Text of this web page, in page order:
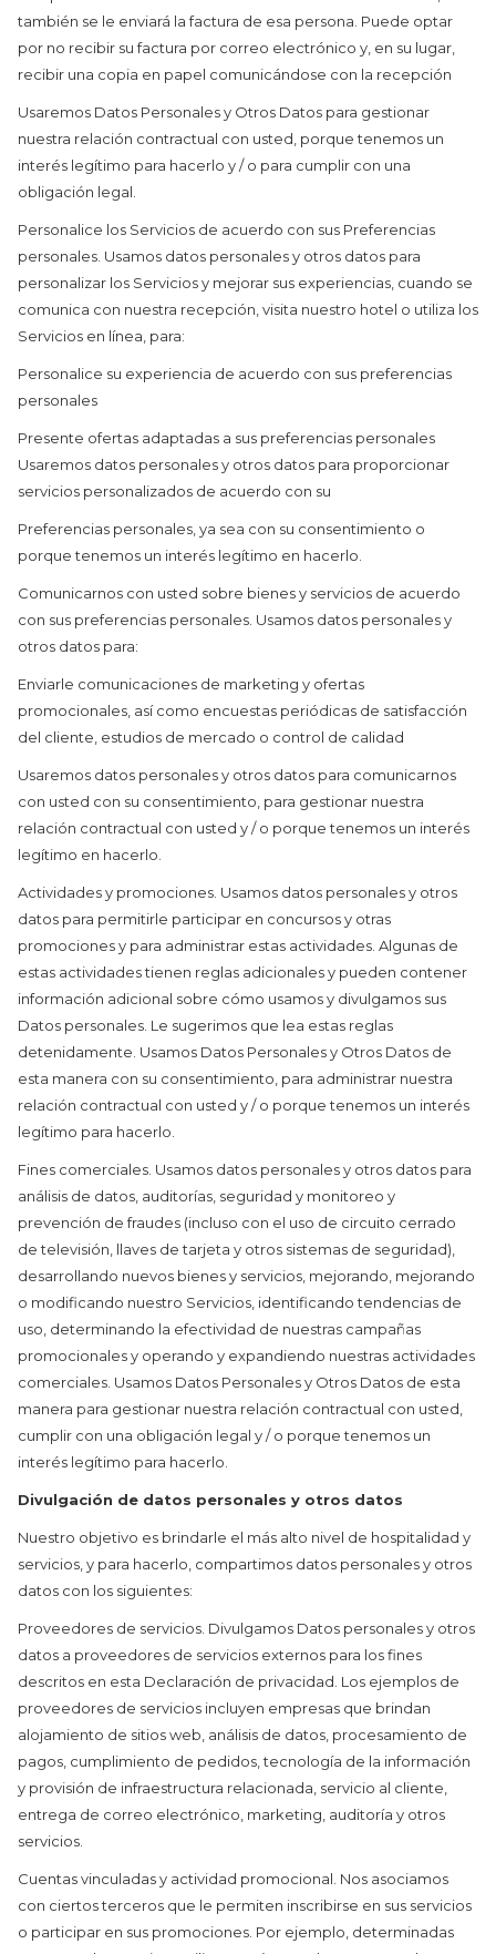
también se le enviará la factura de esa persona. Puede optar
por no recibir su factura por correo electrónico y, en su lugar,
recibir una copia en papel comunicándose con la recepción
Usaremos Datos Personales y Otros Datos para gestionar
nuestra relación contractual con usted, porque tenemos un
interés legítimo para hacerlo y / o para cumplir con una
obligación legal.
Personalice los Servicios de acuerdo con sus Preferencias
personales. Usamos datos personales y otros datos para
personalizar los Servicios y mejorar sus experiencias, cuando se
comunica con nuestra recepción, visita nuestro hotel o utiliza los
Servicios en línea, para:
Personalice su experiencia de acuerdo con sus preferencias
personales
Presente ofertas adaptadas a sus preferencias personales
Usaremos datos personales y otros datos para proporcionar
servicios personalizados de acuerdo con su
Preferencias personales, ya sea con su consentimiento o
porque tenemos un interés legítimo en hacerlo.
Comunicarnos con usted sobre bienes y servicios de acuerdo
con sus preferencias personales. Usamos datos personales y
otros datos para:
Enviarle comunicaciones de marketing y ofertas
promocionales, así como encuestas periódicas de satisfacción
del cliente, estudios de mercado o control de calidad
Usaremos datos personales y otros datos para comunicarnos
con usted con su consentimiento, para gestionar nuestra
relación contractual con usted y / o porque tenemos un interés
legítimo en hacerlo.
Actividades y promociones. Usamos datos personales y otros
datos para permitirle participar en concursos y otras
promociones y para administrar estas actividades. Algunas de
estas actividades tienen reglas adicionales y pueden contener
información adicional sobre cómo usamos y divulgamos sus
Datos personales. Le sugerimos que lea estas reglas
detenidamente. Usamos Datos Personales y Otros Datos de
esta manera con su consentimiento, para administrar nuestra
relación contractual con usted y / o porque tenemos un interés
legítimo para hacerlo.
Fines comerciales. Usamos datos personales y otros datos para
análisis de datos, auditorías, seguridad y monitoreo y
prevención de fraudes (incluso con el uso de circuito cerrado
de televisión, llaves de tarjeta y otros sistemas de seguridad),
desarrollando nuevos bienes y servicios, mejorando, mejorando
o modificando nuestro Servicios, identificando tendencias de
uso, determinando la efectividad de nuestras campañas
promocionales y operando y expandiendo nuestras actividades
comerciales. Usamos Datos Personales y Otros Datos de esta
manera para gestionar nuestra relación contractual con usted,
cumplir con una obligación legal y / o porque tenemos un
interés legítimo para hacerlo.
Divulgación de datos personales y otros datos
Nuestro objetivo es brindarle el más alto nivel de hospitalidad y
servicios, y para hacerlo, compartimos datos personales y otros
datos con los siguientes:
Proveedores de servicios. Divulgamos Datos personales y otros
datos a proveedores de servicios externos para los fines
descritos en esta Declaración de privacidad. Los ejemplos de
proveedores de servicios incluyen empresas que brindan
alojamiento de sitios web, análisis de datos, procesamiento de
pagos, cumplimiento de pedidos, tecnología de la información
y provisión de infraestructura relacionada, servicio al cliente,
entrega de correo electrónico, marketing, auditoría y otros
servicios.
Cuentas vinculadas y actividad promocional. Nos asociamos
con ciertos terceros que le permiten inscribirse en sus servicios
o participar en sus promociones. Por ejemplo, determinadas